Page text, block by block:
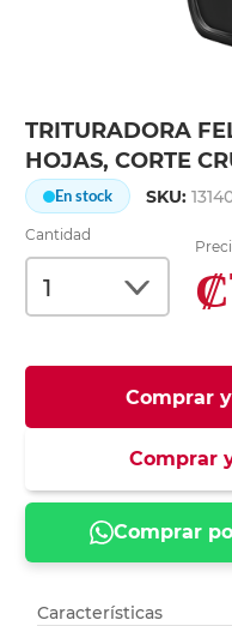
TRITURADORA
HOJAS, CORTE
En stock SKU:
Cantidad
Comprar
Comprar
Comprar
Características